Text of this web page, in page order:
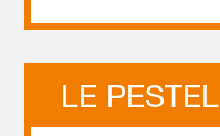
LE